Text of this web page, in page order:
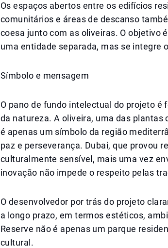
Os espaços abertos entre os edifícios
comunitários e áreas de descanso
coesa junto com as oliveiras. O objetivo
uma entidade separada, mas se integre
Símbolo e mensagem
O pano de fundo intelectual do projeto
da natureza. A oliveira, uma das
é apenas um símbolo da região
paz e perseverança. Dubai, que provou
culturalmente sensível, mais uma vez
inovação não impede o respeito pelas
O desenvolvedor por trás do projeto
a longo prazo, em termos estéticos,
Reserve não é apenas um parque
cultural.